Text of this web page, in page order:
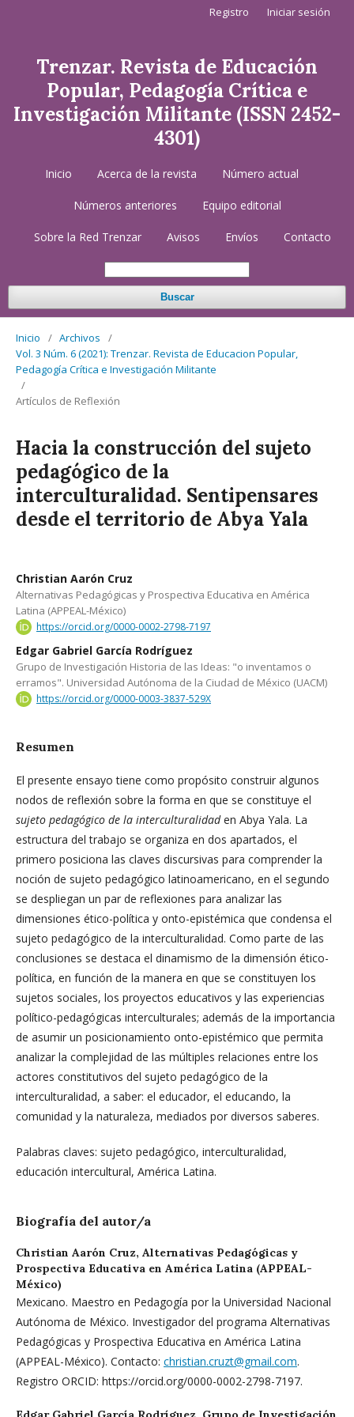
Trenzar. Revista de Educación
Popular, Pedagogía Crítica e
Investigación Militante (ISSN 2452-
4301)
Inicio Acerca de la revista Número actual
Números anteriores Equipo editorial
Sobre la Red Trenzar Avisos Envíos Contacto
Buscar
Registro Iniciar sesión
Inicio / Archivos
/
Vol. 3 Núm. 6 (2021): Trenzar. Revista de Educacion Popular,
Pedagogía Crítica e Investigación Militante
/
Artículos de Reflexión
Hacia la construcción del sujeto
pedagógico de la
interculturalidad. Sentipensares
desde el territorio de Abya Yala
Christian Aarón Cruz
Alternativas Pedagógicas y Prospectiva Educativa en América
Latina (APPEAL-México)
https://orcid.org/0000-0002-2798-7197
Edgar Gabriel García Rodríguez
Grupo de Investigación Historia de las Ideas: "o inventamos o
erramos". Universidad Autónoma de la Ciudad de México (UACM)
https://orcid.org/0000-0003-3837-529X
Resumen
El presente ensayo tiene como propósito construir algunos
nodos de reflexión sobre la forma en que se constituye el
sujeto pedagógico de la interculturalidaden Abya Yala. La
estructura del trabajo se organiza en dos apartados, el
primero posiciona las claves discursivas para comprender la
noción de sujeto pedagógico latinoamericano, en el segundo
se despliegan un par de reflexiones para analizar las
dimensiones ético-política y onto-epistémica que condensa el
sujeto pedagógico de la interculturalidad. Como parte de las
conclusiones se destaca el dinamismo de la dimensión ético-
política, en función de la manera en que se constituyen los
sujetos sociales, los proyectos educativos y las experiencias
político-pedagógicas interculturales; además de la importancia
de asumir un posicionamiento onto-epistémico que permita
analizar la complejidad de las múltiples relaciones entre los
actores constitutivos del sujeto pedagógico de la
interculturalidad, a saber: el educador, el educando, la
comunidad y la naturaleza, mediados por diversos saberes.
Palabras claves: sujeto pedagógico, interculturalidad,
educación intercultural, América Latina.
Biografía del autor/a
Christian Aarón Cruz, Alternativas Pedagógicas y
Prospectiva Educativa en América Latina (APPEAL-
México)
Mexicano. Maestro en Pedagogía por la Universidad Nacional
Autónoma de México. Investigador del programa Alternativas
Pedagógicas y Prospectiva Educativa en América Latina
(APPEAL-México). Contacto: christian.cruzt@gmail.com.
Registro ORCID: https://orcid.org/0000-0002-2798-7197.